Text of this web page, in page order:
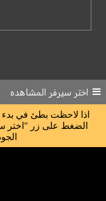
اختر سيرفر المشاهده
اذا لاحظت بطئ في
الضغط على زر "اختر